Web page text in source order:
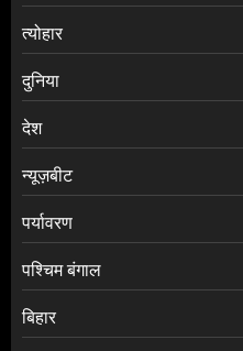
त्योहार
दुनिया
देश
न्यूज़बीट
पर्यावरण
पश्चिम बंगाल
बिहार